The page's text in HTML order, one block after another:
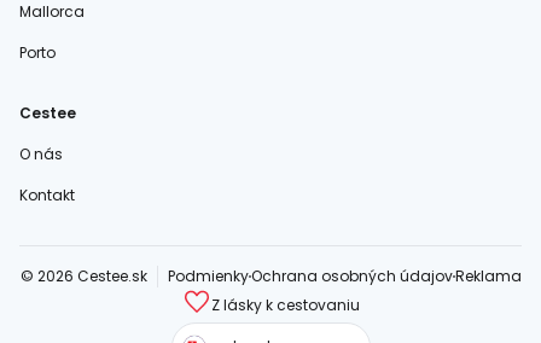
Mallorca
Porto
Cestee
O nás
Kontakt
© 2026 Cestee.sk PodmienkyOchrana osobných údajovReklama
Z lásky k cestovaniu
cestee.com